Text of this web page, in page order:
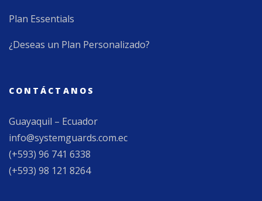
Plan Essentials
¿Deseas un Plan Personalizado?
CONTÁCTANOS
Guayaquil – Ecuador
info@systemguards.com.ec
(+593) 96 741 6338
(+593) 98 121 8264